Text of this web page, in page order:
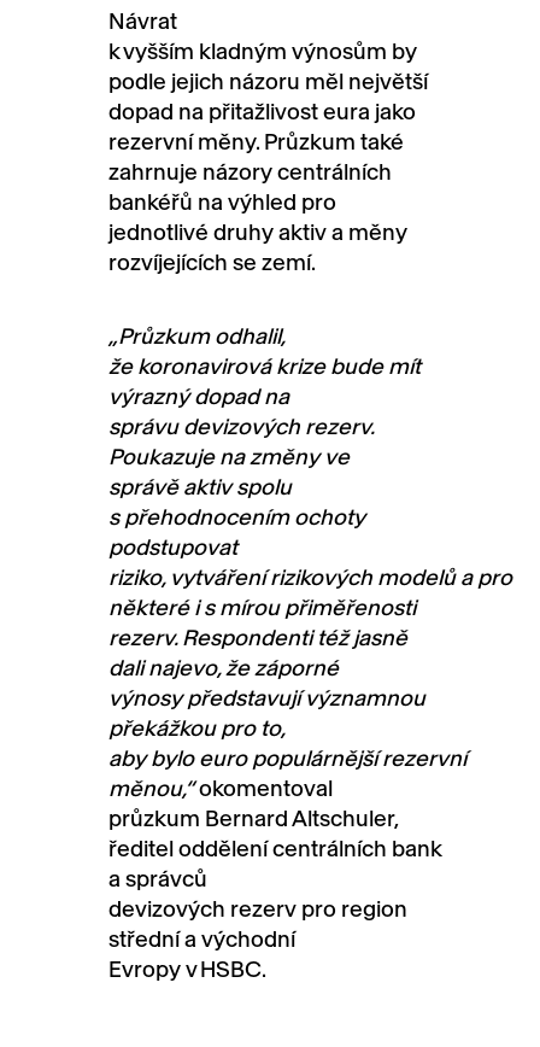
Návrat
kvyšším kladným výnosům by
podle jejich názoru měl největší
dopad na přitažlivost eura jako
rezervní měny. Průzkum také
zahrnuje názory centrálních
bankéřů na výhled pro
jednotlivé druhy aktiv a měny
rozvíjejících se zemí.
„Průzkum odhalil,
žekoronavirová krizebude mít
výrazný dopad na
správudevizových rezerv.
Poukazuje na změnyve
správěaktiv spolu
s přehodnocenímochoty
podstupovat
riziko, vytvářenírizikových modelůapro
některé ismírou přiměřenosti
rezerv.Respondenti též jasně
dali najevo, že záporné
výnosypředstavujívýznamnou
překážkou pro to,
abybyloeuropopulárnějšírezervní
měnou,“okomentoval
průzkum Bernard Altschuler,
řediteloddělenícentrálních bank
a správců
devizových rezerv pro region
střední a východní
EvropyvHSBC.